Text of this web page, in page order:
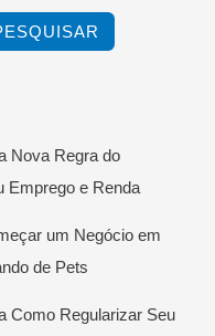
Nova Regra do
Emprego e Renda
um Negócio em
de Pets
Como Regularizar Seu